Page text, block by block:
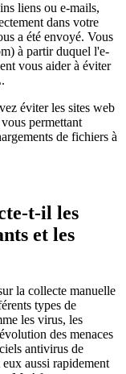
liens ou e-mails,
dans votre
a été envoyé. Vous
à partir duquel l'e-
vous aider à éviter
éviter les sites web
permettant
de fichiers à
t-il les
et les
la collecte manuelle
types de
les virus, les
des menaces
antivirus de
eux aussi rapidement